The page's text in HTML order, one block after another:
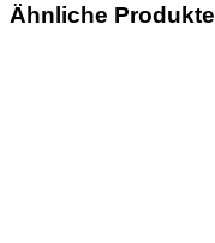
I
Ähnliche Produkte